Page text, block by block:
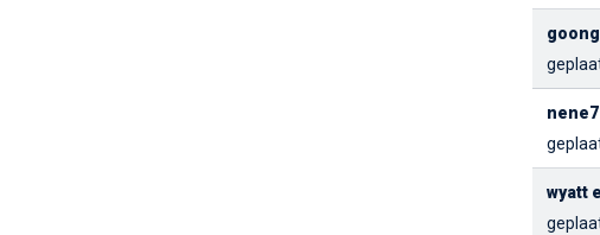
nene7
wyatt